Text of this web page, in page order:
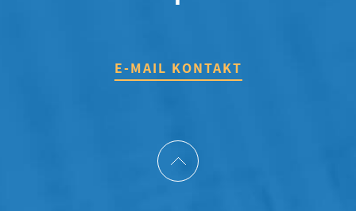
E-MAIL KONTAKT